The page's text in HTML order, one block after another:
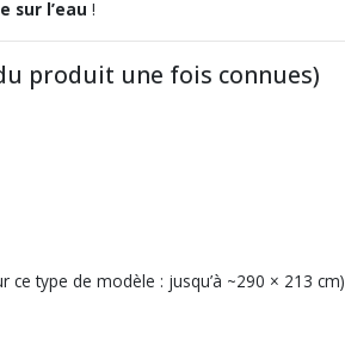
sur l’eau !
produit une fois connues)
type de modèle : jusqu’à ~290 × 213 cm)